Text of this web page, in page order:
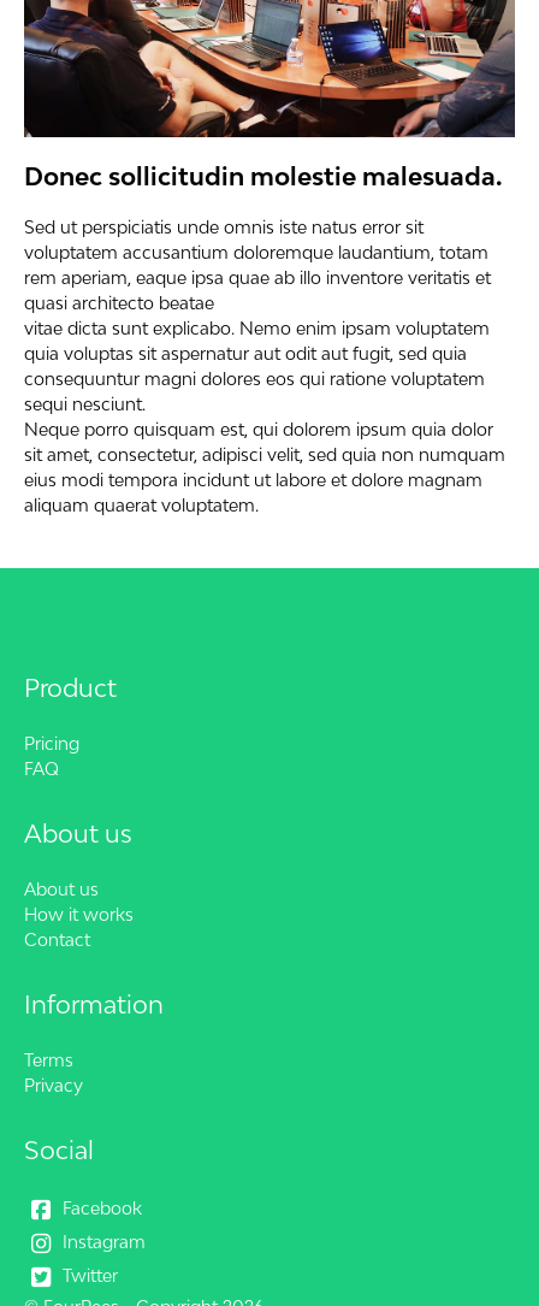
Donec sollicitudin molestie malesuada.
Sed ut perspiciatis unde omnis iste natus error sit
voluptatem accusantium doloremque laudantium, totam
rem aperiam, eaque ipsa quae ab illo inventore veritatis et
quasi architecto beatae
vitae dicta sunt explicabo. Nemo enim ipsam voluptatem
quia voluptas sit aspernatur aut odit aut fugit, sed quia
consequuntur magni dolores eos qui ratione voluptatem
sequi nesciunt.
Neque porro quisquam est, qui dolorem ipsum quia dolor
sit amet, consectetur, adipisci velit, sed quia non numquam
eius modi tempora incidunt ut labore et dolore magnam
aliquam quaerat voluptatem.
Product
Pricing
FAQ
About us
About us
How it works
Contact
Information
Terms
Privacy
Social
Facebook
Instagram
Twitter